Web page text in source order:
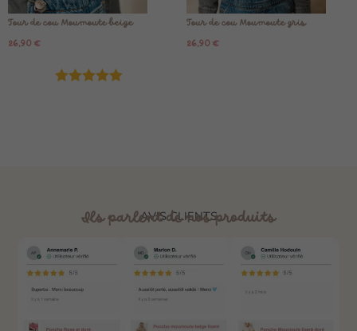
Tour de cou Moumoute beige
26,90 €
Tour de cou Moumoute gris
26,90 €
AVIS CLIENTS
Ils parlent de nos produits